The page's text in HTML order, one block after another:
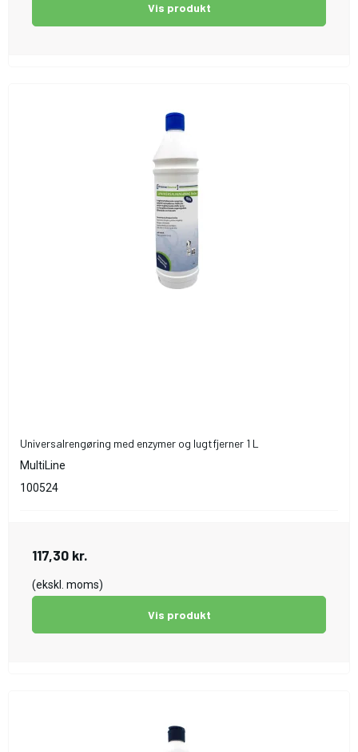
Vis produkt
Universalrengøring med enzymer og lugtfjerner 1 L
MultiLine
100524
117,30 kr.
(ekskl. moms)
Vis produkt